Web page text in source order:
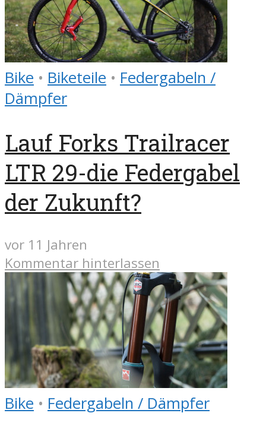
Bike • Biketeile • Federgabeln /
Dämpfer
Lauf Forks Trailracer
LTR 29-die Federgabel
der Zukunft?
vor 11 Jahren
Kommentar hinterlassen
Bike • Federgabeln / Dämpfer